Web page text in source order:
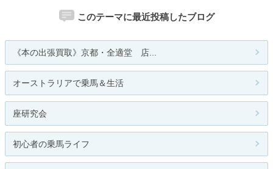
このテーマに最近投稿したブログ
《本の出張買取》京都・全適堂 店...
オーストラリアで乗馬＆生活
座研究会
初心者の乗馬ライフ